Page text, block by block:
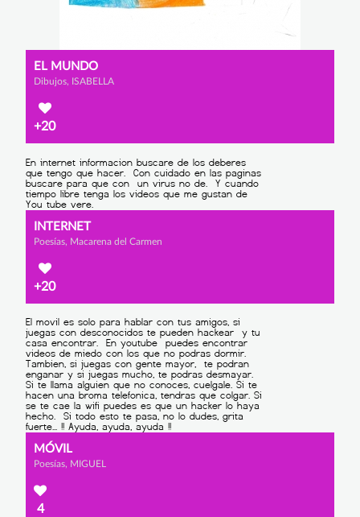
EL MUNDO
Dibujos, ISABELLA
+20
INTERNET
Poesías, Macarena del Carmen
+20
MÓVIL
Poesías, MIGUEL
4